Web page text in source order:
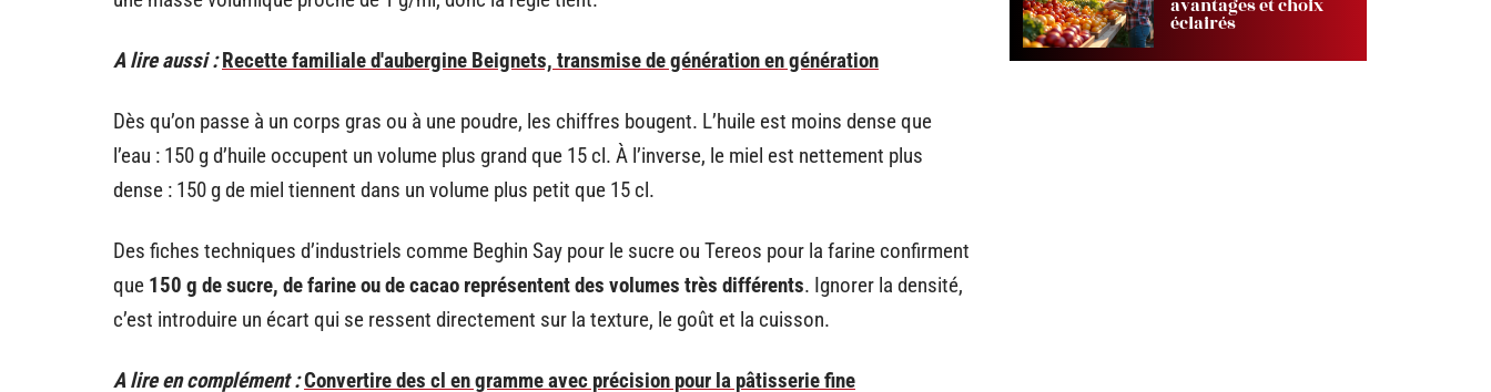
A lire aussi : Recette familiale d'aubergine Beignets, transmise de génération en génération
Dès qu’on passe à un corps gras ou à une poudre, les chiffres bougent. L’huile est moins dense que
l’eau : 150 g d’huile occupent un volume plus grand que 15 cl. À l’inverse, le miel est nettement plus
dense : 150 g de miel tiennent dans un volume plus petit que 15 cl.
Des fiches techniques d’industriels comme Beghin Say pour le sucre ou Tereos pour la farine confirment
que 150 g de sucre, de farine ou de cacao représentent des volumes très différents. Ignorer la densité,
c’est introduire un écart qui se ressent directement sur la texture, le goût et la cuisson.
A lire en complément :Convertire des cl en gramme avec précision pour la pâtisserie fine
avantages et choix
éclairés